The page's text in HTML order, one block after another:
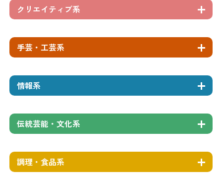
クリエイティブ系
手芸・工芸系
情報系
伝統芸能・文化系
調理・食品系